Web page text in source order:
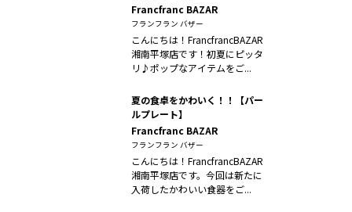
Francfranc BAZAR
フランフラン バザー
こんにちは！FrancfrancBAZAR
湘南平塚店です！初夏にピッタ
リ♪ポップなアイテムをご...
夏の食卓をかわいく！！【パー
ルプレート】
Francfranc BAZAR
フランフラン バザー
こんにちは！FrancfrancBAZAR
湘南平塚店です。今回は新たに
入荷したかわいい食器をご...